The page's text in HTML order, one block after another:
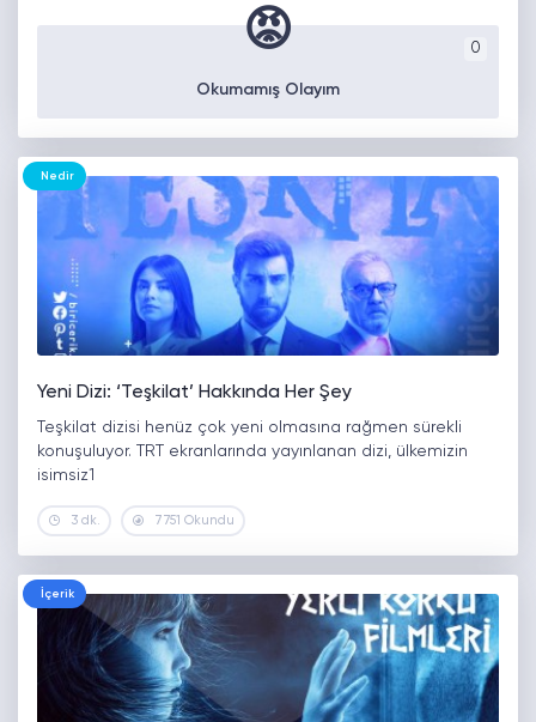
0
😡
Okumamış Olayım
Nedir
Yeni Dizi: ‘Teşkilat’ Hakkında Her Şey
Teşkilat dizisi henüz çok yeni olmasına rağmen sürekli
konuşuluyor. TRT ekranlarında yayınlanan dizi, ülkemizin
isimsiz1
3 dk. 7751 Okundu
İçerik